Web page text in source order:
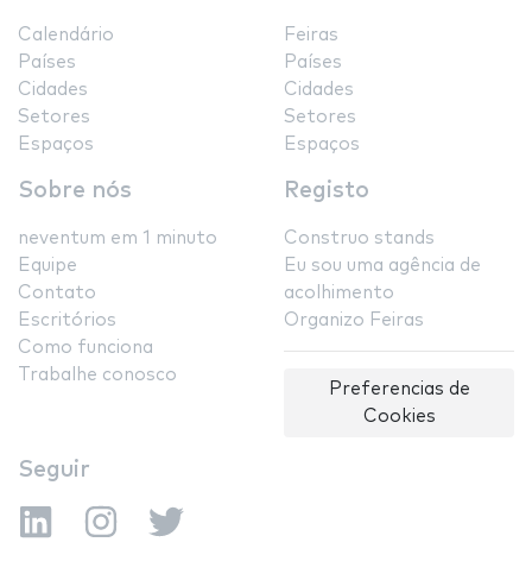
Calendário
Países
Cidades
Setores
Espaços
Feiras
Países
Cidades
Setores
Espaços
Sobre nós
neventum em 1 minuto
Equipe
Contato
Escritórios
Como funciona
Trabalhe conosco
Registo
Construo stands
Eu sou uma agência de
acolhimento
Organizo Feiras
Preferencias de
Cookies
Seguir